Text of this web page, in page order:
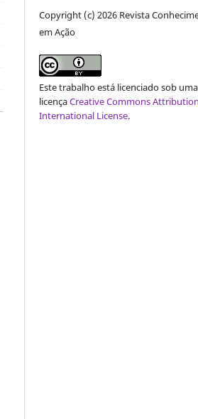
Copyright (c) 2026 Revista
em Ação
Este trabalho está licenciado sob uma
licençaCreative Commons
International License.